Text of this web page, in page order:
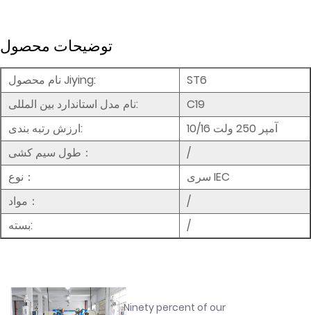
توضیحات محصول
نام محصول Jiying:
ST6
نام مدل استاندارد بین المللی:
C19
ارزش رتبه بندی:
10/16 آمپر 250 ولت
طول سیم کشی：
/
نوع：
سری IEC
مواد：
/
بسته:
/
Ninety percent of our